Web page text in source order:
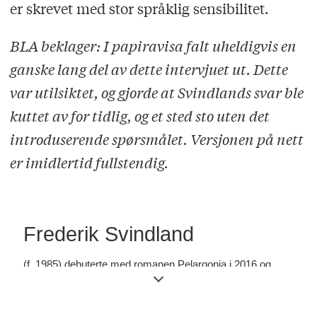
er skrevet med stor språklig sensibilitet.
BLA beklager: I papiravisa falt uheldigvis en
ganske lang del av dette intervjuet ut. Dette
var utilsiktet, og gjorde at Svindlands svar ble
kuttet av for tidlig, og et sted sto uten det
introduserende spørsmålet. Versjonen på nett
er imidlertid fullstendig.
Frederik Svindland
(f. 1985) debuterte med romanen Pelargonia i 2016 og